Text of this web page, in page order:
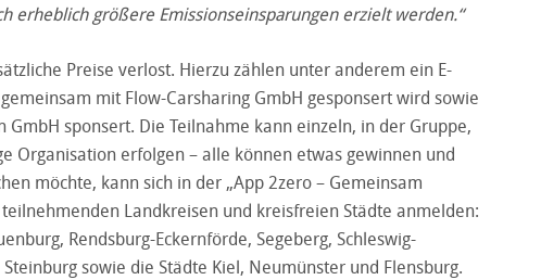
erheblich größere Emissionseinsparungen erzielt werden.“
Preise verlost. Hierzu zählen unter anderem ein E-
mit Flow-Carsharing GmbH gesponsert wird sowie
GmbH sponsert. Die Teilnahme kann einzeln, in der Gruppe,
Organisation erfolgen – alle können etwas gewinnen und
möchte, kann sich in der „App 2zero – Gemeinsam
Landkreisen und kreisfreien Städte anmelden:
Rendsburg-Eckernförde, Segeberg, Schleswig-
sowie die Städte Kiel, Neumünster und Flensburg.